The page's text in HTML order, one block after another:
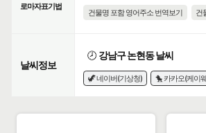
로마자표기법
건물명 포함 영어주소 번역보기 건
날씨정보
🕗 강남구 논현동 날씨
🦖 네이버(기상청) 🐤 카카오(케이